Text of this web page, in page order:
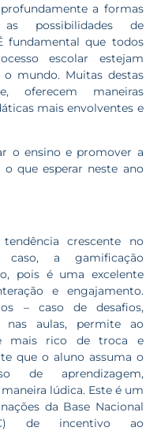
a formas
possibilidades de
fundamental que todos
escolar estejam
mundo. Muitas destas
oferecem maneiras
mais envolventes e
o ensino e promover a
que esperar neste ano
crescente no
caso, a gamificação
pois é uma excelente
e engajamento.
– caso de desafios,
nas aulas, permite ao
mais rico de troca e
que o aluno assuma o
de aprendizagem,
lúdica. Este é um
da Base Nacional
de incentivo ao